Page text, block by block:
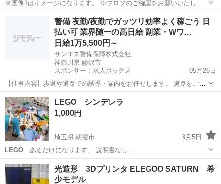
※画像1はイメージになります。 ※プロフのご確認をお願いいたしま
す。 ●価格帯はbricklinkの海外相場を参考に設定しております。 ●廃番
レゴ9446 飛行戦艦ニンジャゴーに封入されていたミニフィグになり
横浜市 たまプラーザ駅 おもちゃ ミニフィグ
警備 夜勤/夜勤でガッツリ効率よく稼ごう 日
払い可 業界随一の高日給 副業・Wワ…
日給1万5,500円～
サンエス警備保障株式会社
神奈川県 藤沢市
スポンサー：求人ボックス
05月26日
【仕事内容】歩道や道路での誘導・案内をお任せします。 道路をご利
用される車両や歩行者の方が安全に安心して通行するために適切に誘
導してください。 勤務地へは直行直帰OKです! <未経験でも安心!!> 丁
寧な研修20hで基本的な知識を...
アルバイト・パート
LEGO シンデレラ
1,000円
埼玉県 朝霞市
8月5日
LEGOあるだけになります。 説明書なし …
埼玉 朝霞市 パズル
光造形 3Dプリンタ ELEGOO SATURN 希
少モデル